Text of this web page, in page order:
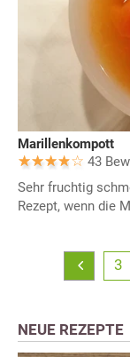
Marillenkompott
43
Sehr fruchtig
Rezept, wenn die
3
NEUE REZEPTE